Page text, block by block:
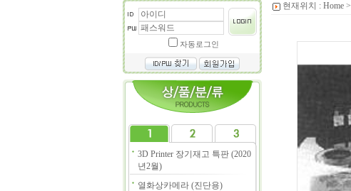
자동로그인
3D Printer 장기재고 특판 (2020
년2월)
열화상카메라 (진단용)
현재위치 : Home >